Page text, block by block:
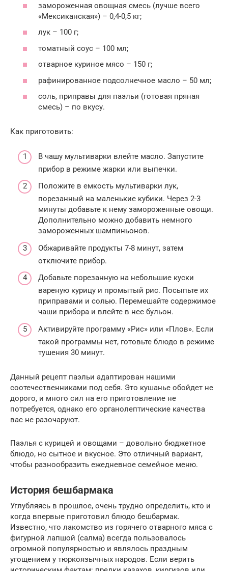
замороженная овощная смесь (лучше всего
«Мексиканская») – 0,4-0,5 кг;
лук – 100 г;
томатный соус – 100 мл;
отварное куриное мясо – 150 г;
рафинированное подсолнечное масло – 50 мл;
соль, приправы для паэльи (готовая пряная
смесь) – по вкусу.
Как приготовить:
В чашу мультиварки влейте масло. Запустите
прибор в режиме жарки или выпечки.
Положите в емкость мультиварки лук,
порезанный на маленькие кубики. Через 2-3
минуты добавьте к нему замороженные овощи.
Дополнительно можно добавить немного
замороженных шампиньонов.
Обжаривайте продукты 7-8 минут, затем
отключите прибор.
Добавьте порезанную на небольшие куски
вареную курицу и промытый рис. Посыпьте их
приправами и солью. Перемешайте содержимое
чаши прибора и влейте в нее бульон.
Активируйте программу «Рис» или «Плов». Если
такой программы нет, готовьте блюдо в режиме
тушения 30 минут.
Данный рецепт паэльи адаптирован нашими
соотечественниками под себя. Это кушанье обойдет не
дорого, и много сил на его приготовление не
потребуется, однако его органолептические качества
вас не разочаруют.
Паэлья с курицей и овощами – довольно бюджетное
блюдо, но сытное и вкусное. Это отличный вариант,
чтобы разнообразить ежедневное семейное меню.
История бешбармака
Углубляясь в прошлое, очень трудно определить, кто и
когда впервые приготовил блюдо бешбармак.
Известно, что лакомство из горячего отварного мяса с
фигурной лапшой (салма) всегда пользовалось
огромной популярностью и являлось праздным
угощением у тюркоязычных народов. Если верить